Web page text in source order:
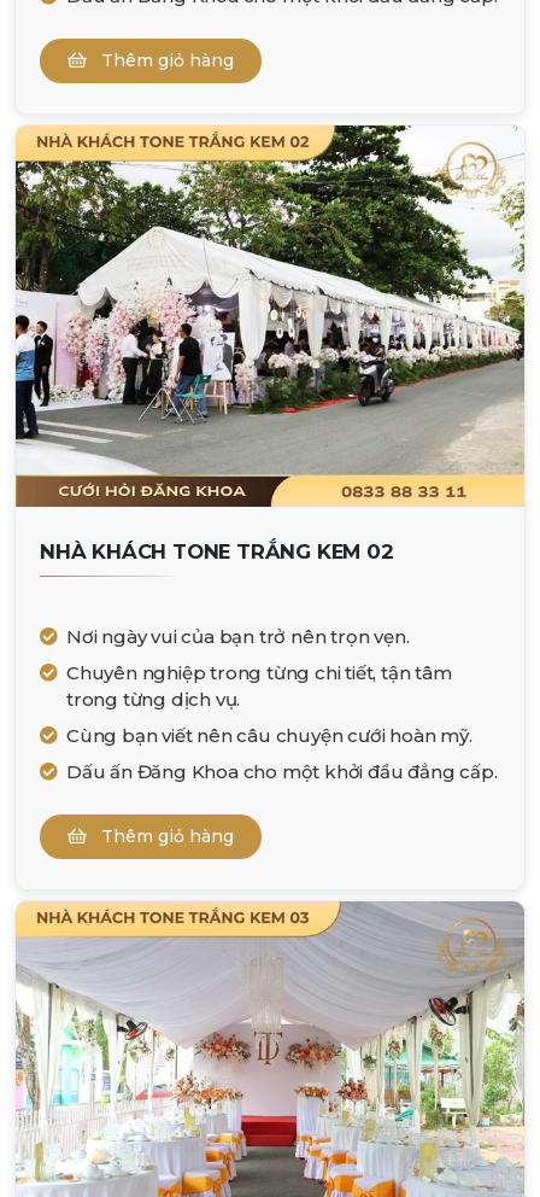
Thêm giỏ hàng
NHÀ KHÁCH TONE TRẮNG KEM 02
Nơi ngày vui của bạn trở nên trọn vẹn.
Chuyên nghiệp trong từng chi tiết, tận tâm
trong từng dịch vụ.
Cùng bạn viết nên câu chuyện cưới hoàn mỹ.
Dấu ấn Đăng Khoa cho một khởi đầu đẳng cấp.
Thêm giỏ hàng